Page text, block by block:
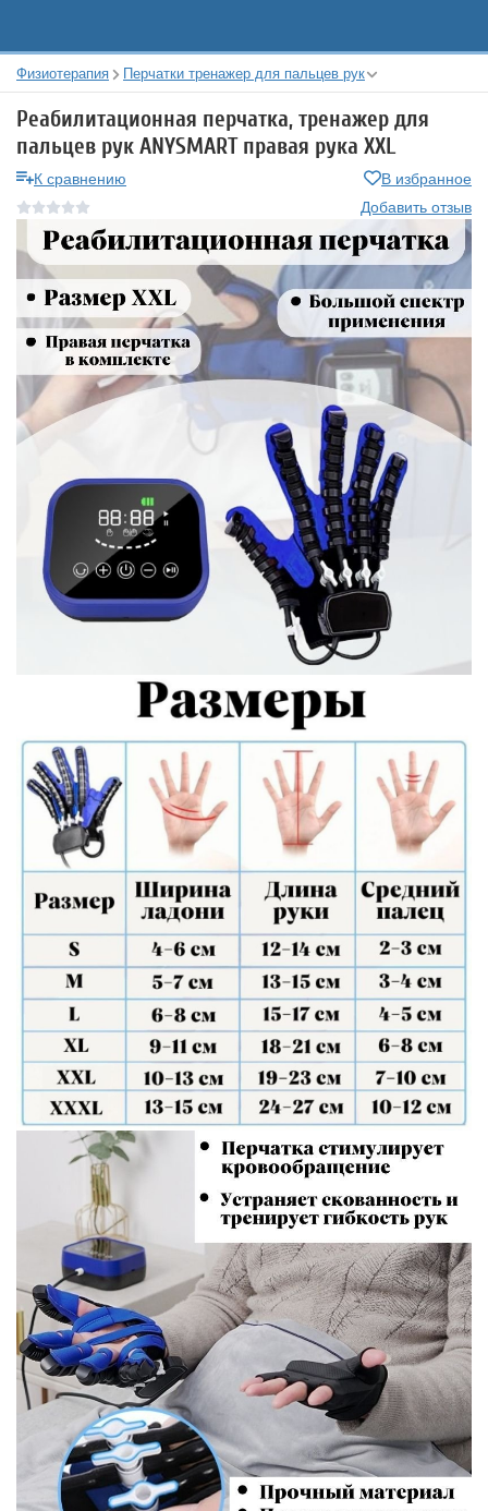
Физиотерапия Перчатки тренажер для пальцев рук
Реабилитационная перчатка, тренажер для
пальцев рук ANYSMART правая рука XXL
К сравнению
В избранное
Добавить отзыв